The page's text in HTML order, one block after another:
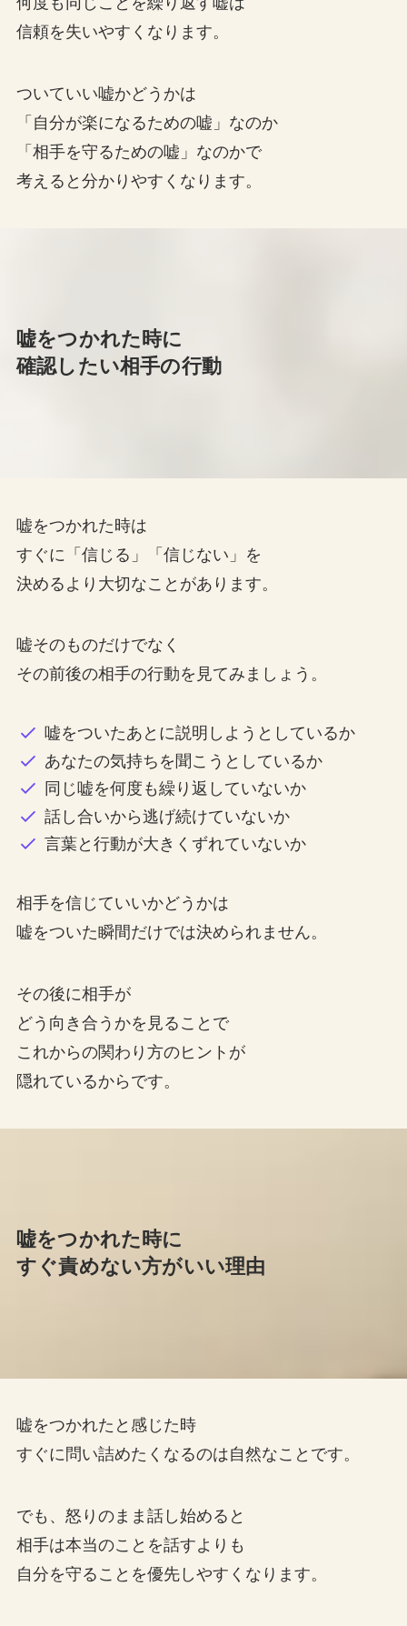
信頼を失いやすくなります。
ついていい嘘かどうかは
「自分が楽になるための嘘」なのか
「相手を守るための嘘」なのかで
考えると分かりやすくなります。
嘘をつかれた時に
確認したい相手の行動
嘘をつかれた時は
すぐに「信じる」「信じない」を
決めるより大切なことがあります。
嘘そのものだけでなく
その前後の相手の行動を見てみましょう。
嘘をついたあとに説明しようとしているか
あなたの気持ちを聞こうとしているか
同じ嘘を何度も繰り返していないか
話し合いから逃げ続けていないか
言葉と行動が大きくずれていないか
相手を信じていいかどうかは
嘘をついた瞬間だけでは決められません。
その後に相手が
どう向き合うかを見ることで
これからの関わり方のヒントが
隠れているからです。
嘘をつかれた時に
すぐ責めない方がいい理由
嘘をつかれたと感じた時
すぐに問い詰めたくなるのは自然なことです。
でも、怒りのまま話し始めると
相手は本当のことを話すよりも
自分を守ることを優先しやすくなります。